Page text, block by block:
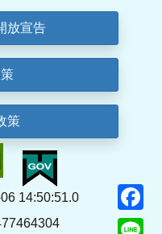
放宣告
策
14:50:51.0